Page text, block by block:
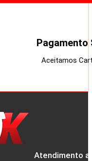
Pagamento
Aceitamos
Atendimento